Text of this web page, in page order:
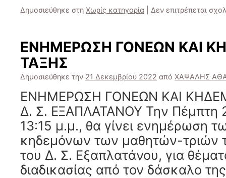
Δημοσιεύθηκε στη Χωρίς κατηγορία Δεν επιτρέπεται
ΕΝΗΜΕΡΩΣΗ ΓΟΝΕΩΝ ΚΑΙ
ΤΑΞΗΣ
Δημοσιεύθηκε την 21 Δεκεμβρίου 2022 από ΧΑΨΑΛΗΣ
ΕΝΗΜΕΡΩΣΗ ΓΟΝΕΩΝ ΚΑΙ
Δ. Σ. ΕΞΑΠΛΑΤΑΝΟΥ Την Πέμπτη
13:15 μ.μ., θα γίνει ενημέρωση
κηδεμόνων των μαθητών-τριών
του Δ. Σ. Εξαπλατάνου, για
διαδικασίας από τον δάσκαλο